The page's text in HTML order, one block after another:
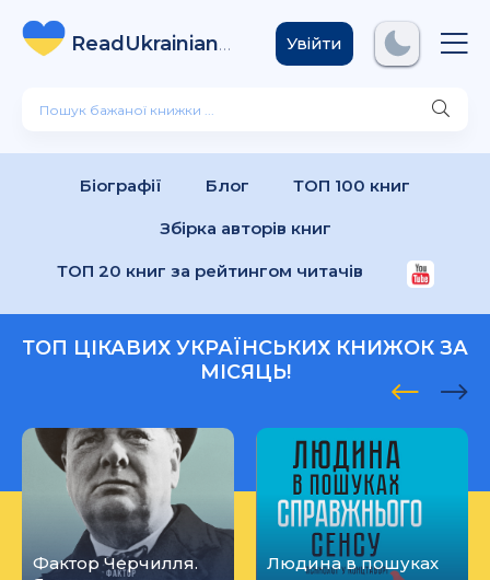
ReadUkrainian
Books .com
Увійти
Біографії Блог ТОП 100 книг
Збірка авторів книг
ТОП 20 книг за рейтингом читачів
ТОП ЦІКАВИХ УКРАЇНСЬКИХ КНИЖОК ЗА
МІСЯЦЬ!
Фактор Черчилля.
Людина в пошуках